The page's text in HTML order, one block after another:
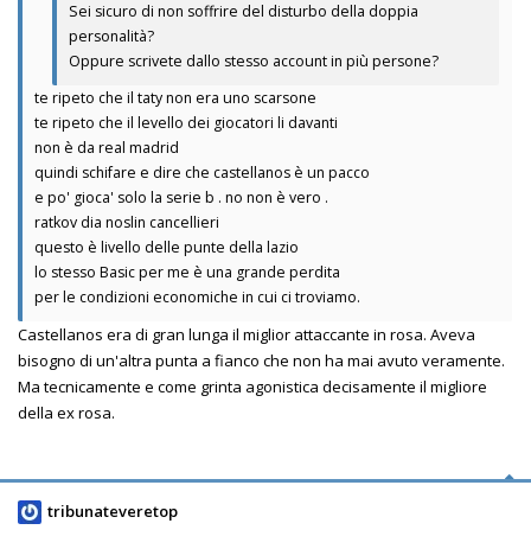
Sei sicuro di non soffrire del disturbo della doppia
personalità?
Oppure scrivete dallo stesso account in più persone?
te ripeto che il taty non era uno scarsone
te ripeto che il levello dei giocatori li davanti
non è da real madrid
quindi schifare e dire che castellanos è un pacco
e po' gioca' solo la serie b . no non è vero .
ratkov dia noslin cancellieri
questo è livello delle punte della lazio
lo stesso Basic per me è una grande perdita
per le condizioni economiche in cui ci troviamo.
Castellanos era di gran lunga il miglior attaccante in rosa. Aveva
bisogno di un'altra punta a fianco che non ha mai avuto veramente.
Ma tecnicamente e come grinta agonistica decisamente il migliore
della ex rosa.
tribunateveretop